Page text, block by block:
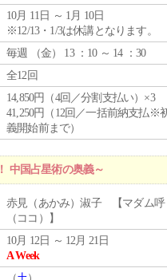
10月 11日 ～ 1月 10日
※12/13・1/3は休講となります。
毎週 （金） 13 ：10 ～ 14 ：30
全12回
14,850円（4回／分割支払い）×3
41,250円（12回／一括前納支払※
義開始前まで）
中国占星術の奥義～
赤見（あかみ）淑子 【マダム呼
（ココ）】
10月 12日 ～ 12月 21日
A Week